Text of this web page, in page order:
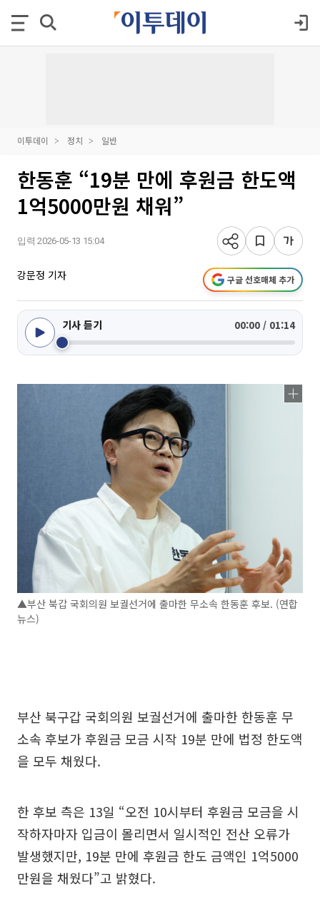
이투데이 정치 일반
한동훈 “19분 만에 후원금 한도액
1억5000만원 채워”
입력 2026-05-13 15:04
강문정 기자 구글 선호매체 추가
기사 듣기 00:00 / 01:14
▲부산 북갑 국회의원 보궐선거에 출마한 무소속 한동훈 후보. (연합
뉴스)
부산 북구갑 국회의원 보궐선거에 출마한 한동훈 무
소속 후보가 후원금 모금 시작 19분 만에 법정 한도액
을 모두 채웠다.
한 후보 측은 13일 “오전 10시부터 후원금 모금을 시
작하자마자 입금이 몰리면서 일시적인 전산 오류가
발생했지만, 19분 만에 후원금 한도 금액인 1억5000
만원을 채웠다”고 밝혔다.